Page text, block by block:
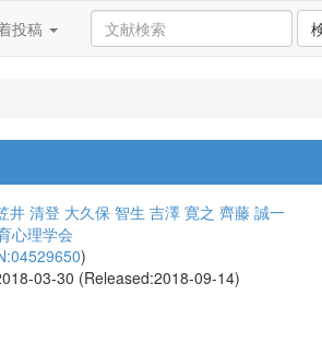
投稿
井 清登 大久保 智生 吉澤 寛之 齊藤 誠一
心理学会
)
03-30 (Released:2018-09-14)